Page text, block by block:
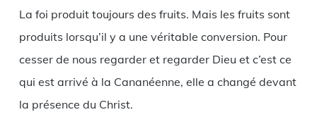
La foi produit toujours des fruits. Mais les fruits sont
produits lorsqu’il y a une véritable conversion. Pour
cesser de nous regarder et regarder Dieu et c’est ce
qui est arrivé à la Cananéenne, elle a changé devant
la présence du Christ.